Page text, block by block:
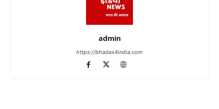
admin
https://bhadas4india.com